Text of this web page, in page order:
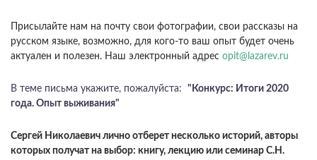
Присылайте нам на почту свои фотографии, свои рассказы на
русском языке, возможно, для кого-то ваш опыт будет очень
актуален и полезен. Наш электронный адрес opit@lazarev.ru
В теме письма укажите, пожалуйста: "Конкурс: Итоги 2020
года. Опыт выживания"
Сергей Николаевич лично отберет несколько историй, авторы
которых получат на выбор: книгу, лекцию или семинар С.Н.